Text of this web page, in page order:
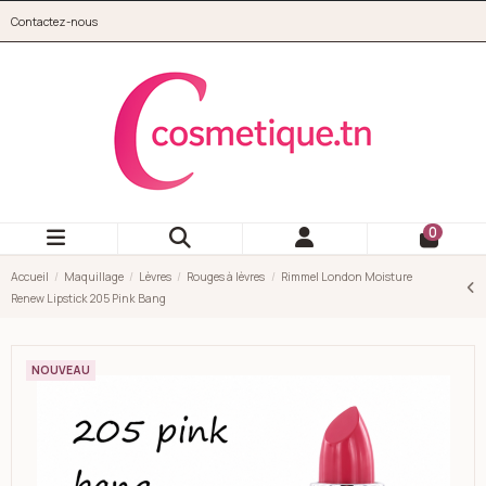
Contactez-nous
0
Accueil Maquillage Lèvres Rouges à lèvres
Rimmel London Moisture
Renew Lipstick 205 Pink Bang
NOUVEAU